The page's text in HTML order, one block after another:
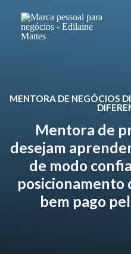
MENTORA DE NEGÓCIOS
Mentora de
desejam
de modo
posicionamento
bem pago